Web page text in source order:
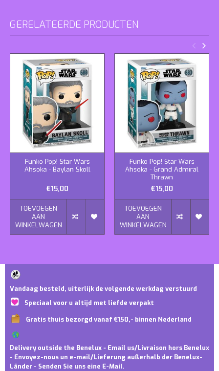
GERELATEERDE PRODUCTEN
Funko Pop! Star Wars
Ahsoka - Baylan Skoll
€15,00
TOEVOEGEN
AAN
WINKELWAGEN
Funko Pop! Star Wars
Ahsoka - Grand Admiral
Thrawn
€15,00
TOEVOEGEN
AAN
WINKELWAGEN
Vandaag besteld, uiterlijk de volgende werkdag verstuurd
Speciaal voor u altijd met liefde verpakt
Gratis thuis bezorgd vanaf €150,- binnen Nederland
Delivery outside the Benelux - Email us/Livraison hors Benelux
- Envoyez-nous un e-mail/Lieferung außerhalb der Benelux-
Länder - Senden Sie uns eine E-Mail.